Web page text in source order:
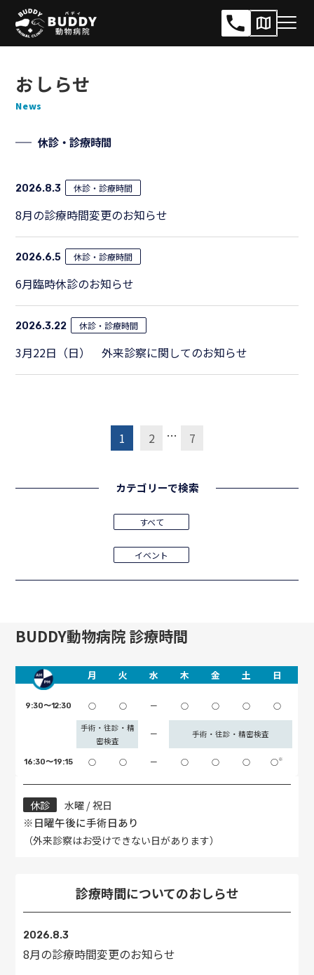
サ
イメ
ニ
おしらせ
News
休診・診療時間
2026.8.3 休診・診療時間
8月の診療時間変更のお知らせ
2026.6.5 休診・診療時間
6月臨時休診のお知らせ
2026.3.22 休診・診療時間
3月22日（日） 外来診察に関してのお知らせ
ペ
1 2 … 7
カテゴリーで検索
すべて
イベント
BUDDY動物病院 診療時間
月 火 水 木 金 土 日
9:30〜12:30 ○ ○ ー ○ ○ ○ ○
手術・往診・精
密検査
ー 手術・往診・精密検査
16:30〜19:15 ○ ○ ー ○ ○ ○ ○※
休診
水曜 / 祝日
※日曜午後に手術日あり
（外来診察はお受けできない日があります）
診療時間についてのおしらせ
2026.8.3
8月の診療時間変更のお知らせ